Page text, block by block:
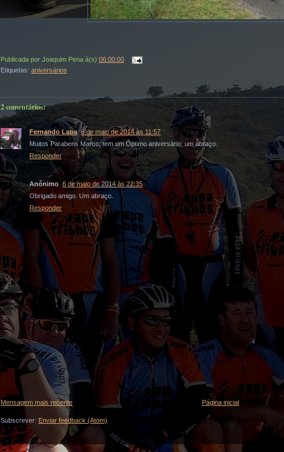
Publicada por Joaquim Pena à(s) 06:00:00
Etiquetas: aniversários
2 comentários:
Fernando Lapa 6 de maio de 2014 às 11:57
Muitos Parabens Marco; tem um Óptimo aniversário; um abraço.
Responder
Anónimo 6 de maio de 2014 às 22:35
Obrigado amigo. Um abraço.
Responder
Mensagem mais recente Página inicial
Subscrever: Enviar feedback (Atom)